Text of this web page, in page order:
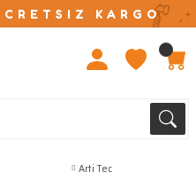
KARGO
Arti Tec